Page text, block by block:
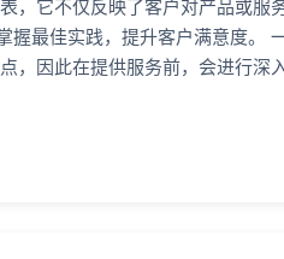
，它不仅反映了客户对产品或服
最佳实践，提升客户满意度。 一
，因此在提供服务前，会进行深